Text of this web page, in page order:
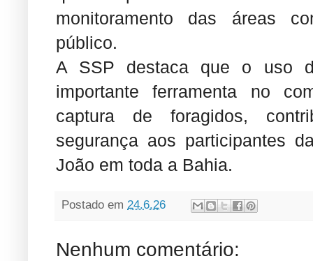
monitoramento das áreas
público.
A SSP destaca que o uso
importante ferramenta no
captura de foragidos,
segurança aos participantes
João em toda a Bahia.
Postado em 24.6.26
Nenhum comentário: